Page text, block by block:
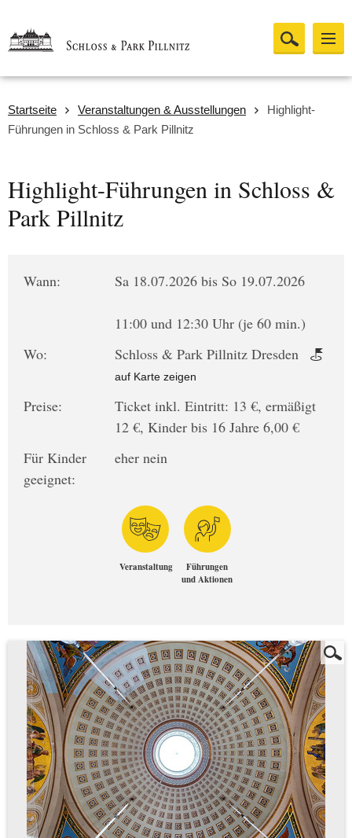
Startseite Veranstaltungen & Ausstellungen
Highlight-
Führungen in Schloss & Park Pillnitz
Highlight-Führungen in Schloss &
Park Pillnitz
Wann: Sa 18.07.2026 bis So 19.07.2026
11:00 und 12:30 Uhr (je 60 min.)
Wo:
Schloss & Park Pillnitz Dresden
auf Karte zeigen
Preise:
Ticket inkl. Eintritt: 13 €, ermäßigt
12 €, Kinder bis 16 Jahre 6,00 €
Für Kinder
geeignet:
eher nein
Veranstaltung
Führungen
und Aktionen